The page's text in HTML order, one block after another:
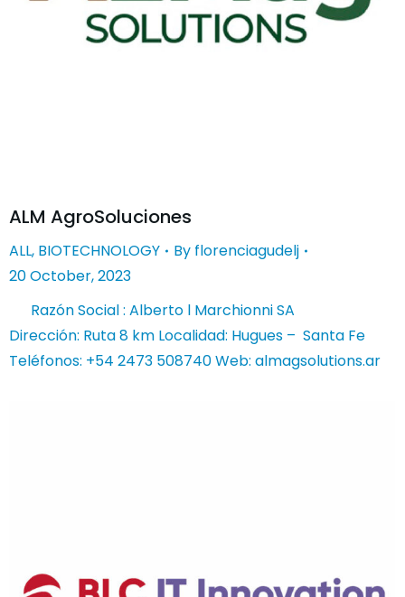
ALM AgroSoluciones
ALL, BIOTECHNOLOGY By florenciagudelj
20 October, 2023
Razón Social : Alberto l Marchionni SA
Dirección: Ruta 8 km Localidad: Hugues – Santa Fe
Teléfonos: +54 2473 508740 Web: almagsolutions.ar